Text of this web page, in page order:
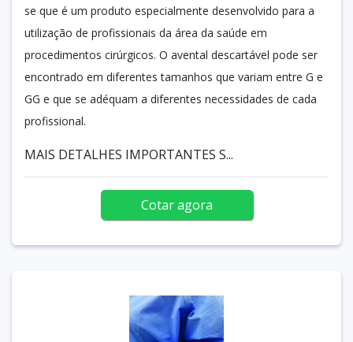
se que é um produto especialmente desenvolvido para a
utilização de profissionais da área da saúde em
procedimentos cirúrgicos. O avental descartável pode ser
encontrado em diferentes tamanhos que variam entre G e
GG e que se adéquam a diferentes necessidades de cada
profissional.
MAIS DETALHES IMPORTANTES S...
Cotar agora